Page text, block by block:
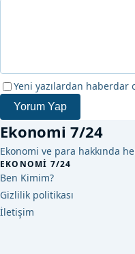
Yeni yazılardan
Yorum Yap
Ekonomi 7/24
Ekonomi ve para hakkında
EKONOMI 7/24
Ben Kimim?
Gizlilik politikası
İletişim